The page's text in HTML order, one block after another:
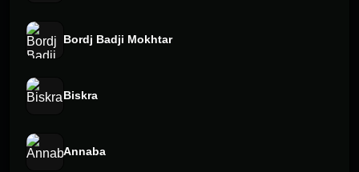
Bordj Badji Mokhtar
Biskra
Annaba